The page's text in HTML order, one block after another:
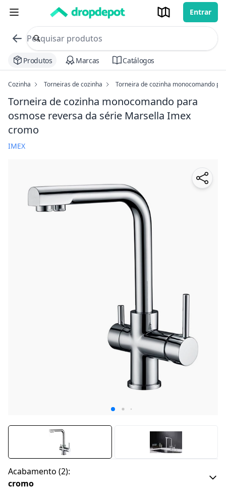
Entrar
commerce search no header
Procurar
Produtos Marcas Catálogos
Cozinha Torneiras de cozinha Torneira de cozinha monocomando
Torneira de cozinha monocomando para
osmose reversa da série Marsella Imex
cromo
IMEX
Acabamento (2):
cromo